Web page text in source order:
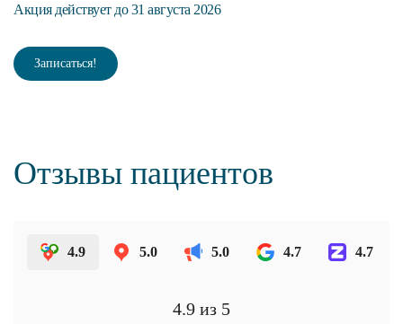
Акция действует до 31 августа 2026
Записаться!
Отзывы пациентов
4.9 5.0 5.0 4.7 4.7
4.9 из 5